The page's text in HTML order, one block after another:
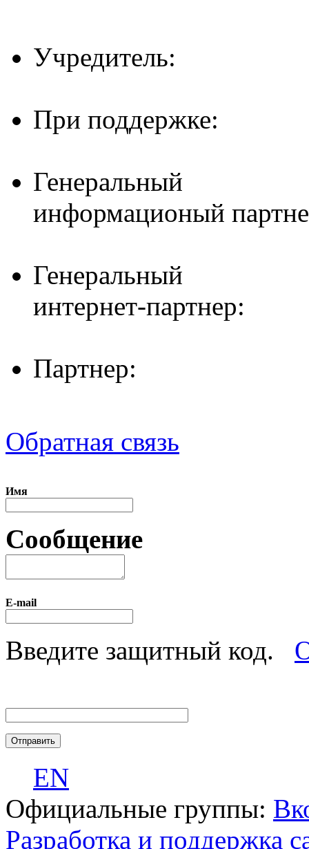
Учредитель:
При поддержке:
Генеральный
информационый
Генеральный
интернет-партнер:
Партнер:
Обратная связь
Имя
Сообщение
E-mail
Введите защитный код.
EN
Официальные группы:
Разработка и поддержка